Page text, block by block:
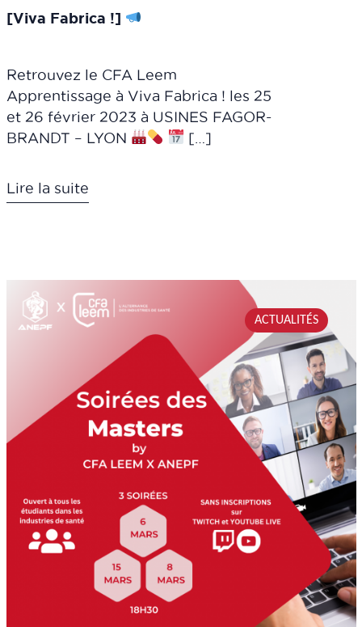
[Viva Fabrica !]
Retrouvez le CFA Leem
Apprentissage à Viva Fabrica ! les 25
et 26 février 2023 à USINES FAGOR-
BRANDT – LYON
[…]
Lire la suite
ACTUALITÉS